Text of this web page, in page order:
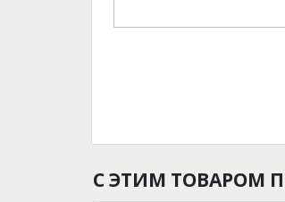
С ЭТИМ ТОВАРОМ